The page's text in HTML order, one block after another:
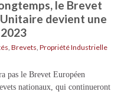
le Brevet
devient une
Brevets Propriété Industrielle
pas le Brevet Européen
nationaux, qui continueront